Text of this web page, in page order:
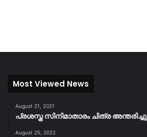
Most Viewed News
August 21, 2021
പ്രശസ്ത സിനിമാതാരം ചിത്ര അന്തരിച്ചു
August 25, 2022